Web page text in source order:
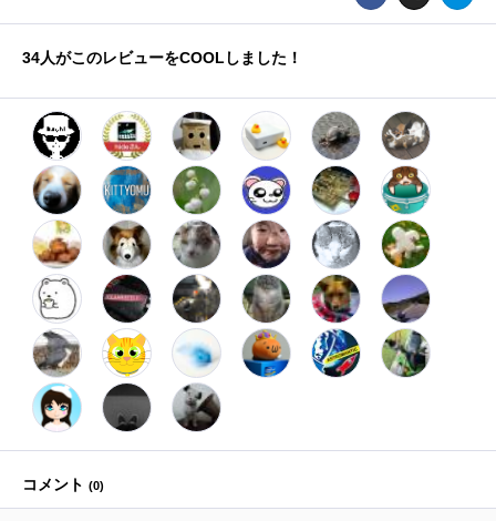
34人がこのレビューをCOOLしました！
コメント (0)